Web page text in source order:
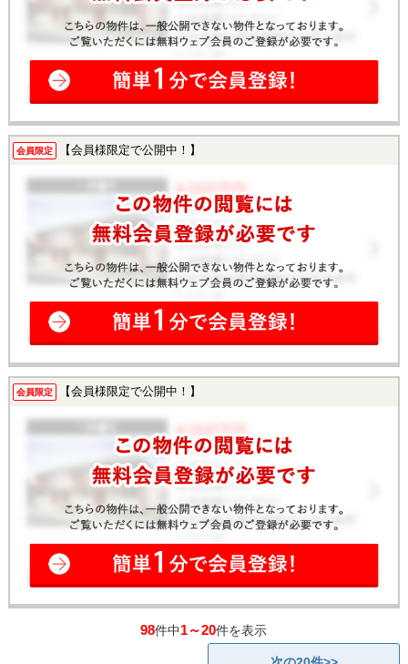
会員限定 【会員様限定で公開中！】
会員限定 【会員様限定で公開中！】
98件中1～20件を表示